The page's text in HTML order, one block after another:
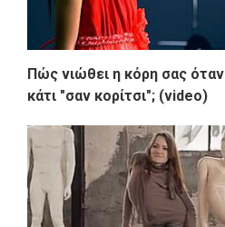
Πώς νιώθει η κόρη σας όταν
κάτι "σαν κορίτσι"; (video)